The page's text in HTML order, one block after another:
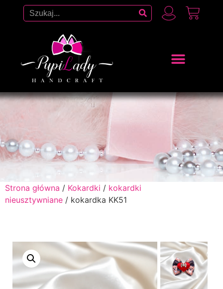
Strona główna / Kokardki / kokardki
nieusztywniane / kokardka KK51